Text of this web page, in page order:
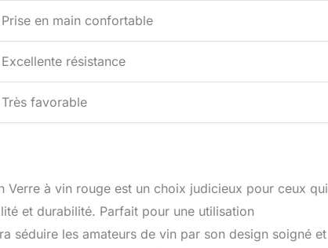
Prise en main confortable
Excellente résistance
Très favorable
à vin rouge est un choix judicieux pour ceux qui
et durabilité. Parfait pour une utilisation
séduire les amateurs de vin par son design soigné et